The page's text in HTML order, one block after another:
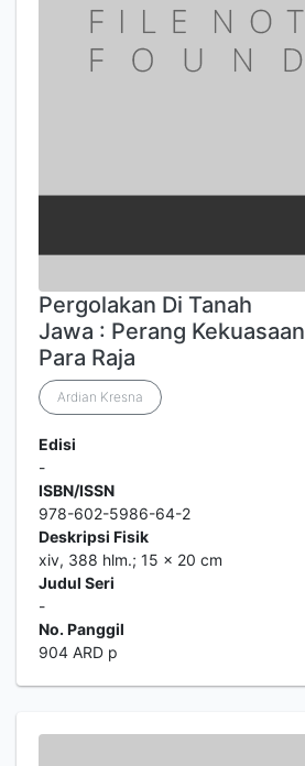
Pergolakan Di Tanah
Jawa : Perang Kekuasaan
Para Raja
Ardian Kresna
Edisi
-
ISBN/ISSN
978-602-5986-64-2
Deskripsi Fisik
xiv, 388 hlm.; 15 x 20 cm
Judul Seri
-
No. Panggil
904 ARD p